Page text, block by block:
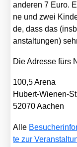
ande­ren 7 Euro.
ne und zwei
de, dass das
an­stal­tun­gen)
Die Adres­se fürs
100,5 Are­na
Hubert-Wie­nen-
52070 Aachen
Alle
te zur